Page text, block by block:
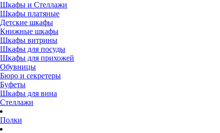
Шкафы и Стеллажи
Шкафы платяные
Детские шкафы
Книжные шкафы
Шкафы витрины
Шкафы для посуды
Шкафы для прихожей
Обувницы
Бюро и секретеры
Буфеты
Шкафы для вина
Стеллажи
Полки